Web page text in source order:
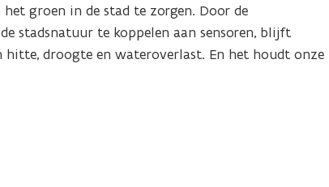
groen in de stad te zorgen. Door de
stadsnatuur te koppelen aan sensoren, blijft
hitte, droogte en wateroverlast. En het houdt onze